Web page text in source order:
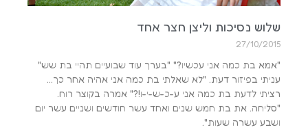
שלוש נסיכות וליצן חצר אחד
27/10/2015
"אמא בת כמה אני עכשיו?" "בערך עוד שבועיים תהיי בת שש"
עניתי בפיזור דעת. "לא שאלתי בת כמה אני אהיה אחר כך…
רציתי לדעת בת כמה אני ע-כ-ש-י-ו!?" אמרה בקוצר רוח.
"סליחה. את בת חמש שנים ואחד עשר חודשים ושניים עשר יום
ושבע עשרה שעות".